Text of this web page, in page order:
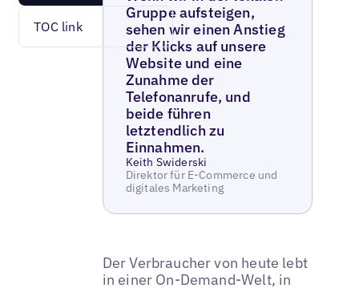
TOC link
Gruppe aufsteigen,
sehen wir einen Anstieg
der Klicks auf unsere
Website und eine
Zunahme der
Telefonanrufe, und
beide führen
letztendlich zu
Einnahmen.
Keith Swiderski
Direktor für E-Commerce und
digitales Marketing
Der Verbraucher von heute lebt
in einer On-Demand-Welt, in